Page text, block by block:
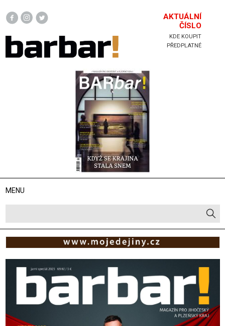
Hlavička
AKTUÁLNÍ
ČÍSLO
KDE KOUPIT
PŘEDPLATNÉ
MENU